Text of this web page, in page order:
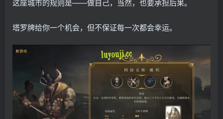
这座城市的规则是——做自己，当然，也要承担后果。
塔罗牌给你一个机会，但不保证每一次都会幸运。